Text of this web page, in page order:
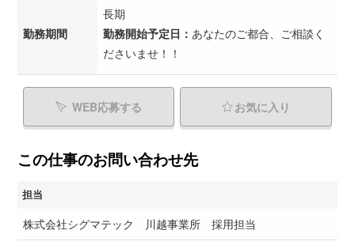
勤務期間
長期
勤務開始予定日： あなたのご都合、ご相談く
ださいませ！！
WEB応募する お気に入り
この仕事のお問い合わせ先
担当
株式会社シグマテック 川越事業所 採用担当